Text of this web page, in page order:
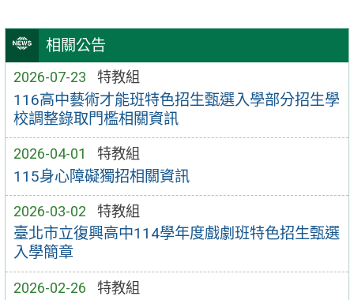
相關公告
2026-07-23 特教組
116高中藝術才能班特色招生甄選入學部分招生學
校調整錄取門檻相關資訊
2026-04-01 特教組
115身心障礙獨招相關資訊
2026-03-02 特教組
臺北市立復興高中114學年度戲劇班特色招生甄選
入學簡章
2026-02-26 特教組